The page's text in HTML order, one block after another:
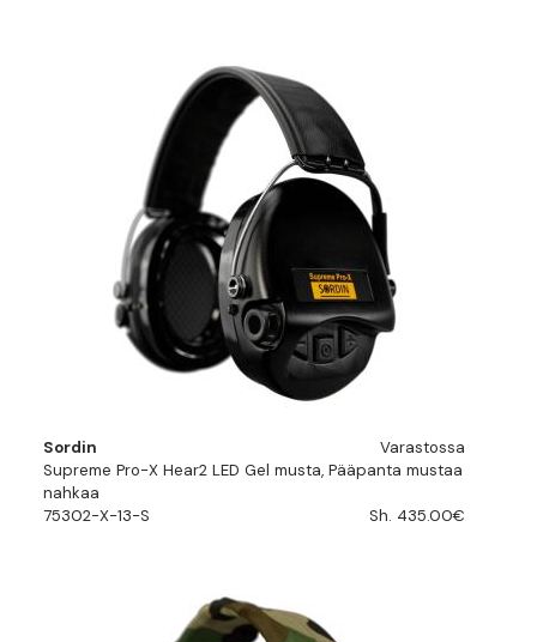
Sordin
Varastossa
Supreme Pro-X Hear2 LED Gel musta, Pääpanta mustaa
nahkaa
75302-X-13-S
Sh. 435.00€